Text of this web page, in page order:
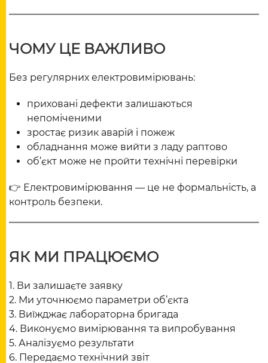
ЧОМУ ЦЕ ВАЖЛИВО
Без регулярних електровимірювань:
приховані дефекти залишаються
непоміченими
зростає ризик аварій і пожеж
обладнання може вийти з ладу раптово
об’єкт може не пройти технічні перевірки
👉 Електровимірювання — це не формальність, а
контроль безпеки.
ЯК МИ ПРАЦЮЄМО
1. Ви залишаєте заявку
2. Ми уточнюємо параметри об’єкта
3. Виїжджає лабораторна бригада
4. Виконуємо вимірювання та випробування
5. Аналізуємо результати
6. Передаємо технічний звіт